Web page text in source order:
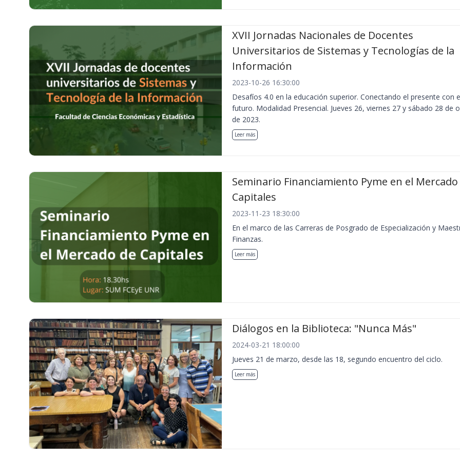
XVII Jornadas Nacionales de Docentes
Universitarios de Sistemas y Tecnologías de la
Información
2023-10-26 16:30:00
Desafíos 4.0 en la educación superior. Conectando el presente con
futuro. Modalidad Presencial. Jueves 26, viernes 27 y sábado 28 de
de 2023.
Leer más
Seminario Financiamiento Pyme en el Mercado
Capitales
2023-11-23 18:30:00
En el marco de las Carreras de Posgrado de Especialización y
Finanzas.
Leer más
Diálogos en la Biblioteca: "Nunca Más"
2024-03-21 18:00:00
Jueves 21 de marzo, desde las 18, segundo encuentro del ciclo.
Leer más